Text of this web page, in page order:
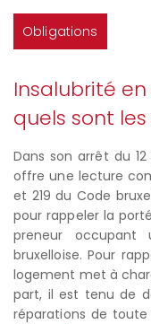
Obligations
Insalubrité
quels sont
Dans son arrêt du
offre une lecture
et 219 du Code
pour rappeler la
preneur occupant
bruxelloise. Pour
logement met à
part, il est tenu de
réparations de toute